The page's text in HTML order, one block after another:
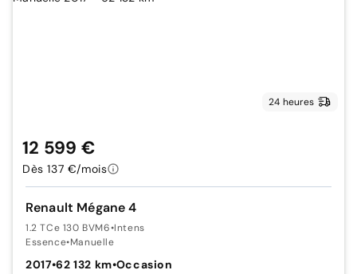
24 heures
Renault Mégane 4
1.2 TCe 130 BVM6•Intens
Essence•Manuelle
2017•62 132 km•Occasion
12 599 €
Dès 137 €/mois